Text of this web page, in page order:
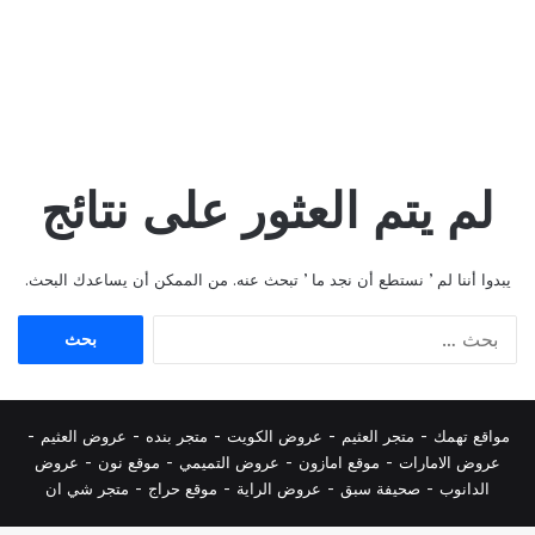
لم يتم العثور على نتائج
يبدوا أننا لم ’ نستطع أن نجد ما ’ تبحث عنه. من الممكن أن يساعدك البحث.
مواقع تهمك - متجر العثيم - عروض الكويت - متجر بنده - عروض العثيم -
عروض الامارات - موقع امازون - عروض التميمي - موقع نون - عروض
الدانوب - صحيفة سبق - عروض الراية - موقع حراج - متجر شي ان